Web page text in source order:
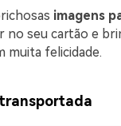
imagens
no seu cartão e
muita felicidade.